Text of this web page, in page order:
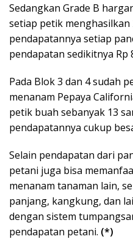
Sedangkan Grade B
setiap petik menghasilkan
pendapatannya setiap
pendapatan sedikitnya Rp
Pada Blok 3 dan 4 sudah
menanam Pepaya
petik buah sebanyak 13
pendapatannya cukup
Selain pendapatan dari
petani juga bisa
menanam tanaman lain,
panjang, kangkung, dan
dengan sistem
pendapatan petani. (*)